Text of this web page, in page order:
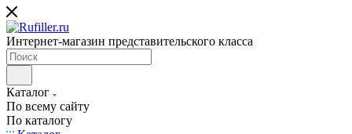
Интернет-магазин представительского класса
Каталог
По всему сайту
По каталогу